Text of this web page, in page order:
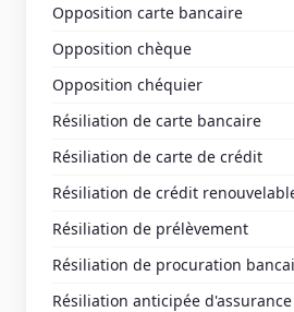
Opposition carte bancaire
Opposition chèque
Opposition chéquier
Résiliation de carte bancaire
Résiliation de carte de crédit
Résiliation de crédit
Résiliation de prélèvement
Résiliation de procuration
Résiliation anticipée d'assurance